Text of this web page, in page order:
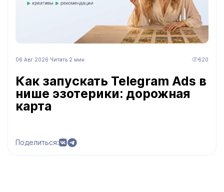
06 Авг 2026·Читать 2 мин 620
Как запускать Telegram Ads в
нише эзотерики: дорожная
карта
Поделиться: